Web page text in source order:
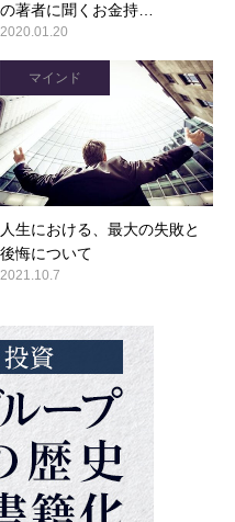
の著者に聞くお金持…
2020.01.20
人生における、最大の失敗と
後悔について
2021.10.7
マインド